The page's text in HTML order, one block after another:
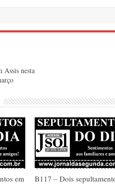
Assis nesta
em
B117 – Dois